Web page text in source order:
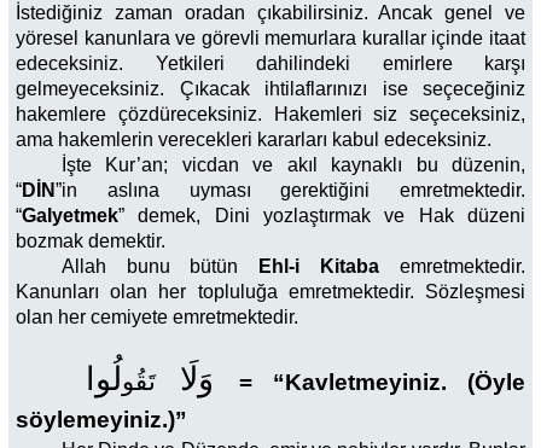
İstediğiniz zaman oradan çıkabilirsiniz. Ancak genel ve
yöresel kanunlara ve görevli memurlara kurallar içinde itaat
edeceksiniz. Yetkileri dahilindeki emirlere karşı
gelmeyeceksiniz. Çıkacak ihtilaflarınızı ise seçeceğiniz
hakemlere çözdüreceksiniz. Hakemleri siz seçeceksiniz,
ama hakemlerin verecekleri kararları kabul edeceksiniz.
İşte Kur’an; vicdan ve akıl kaynaklı bu düzenin,
“DİN”in aslına uyması gerektiğini emretmektedir.
“Galyetmek” demek, Dini yozlaştırmak ve Hak düzeni
bozmak demektir.
Allah bunu bütün
Ehl-i Kitaba emretmektedir.
Kanunları olan her topluluğa emretmektedir. Sözleşmesi
olan her cemiyete emretmektedir.
تَقُولُو وَلَا =
“Kavletmeyiniz. (Öyle
söylemeyiniz.)”